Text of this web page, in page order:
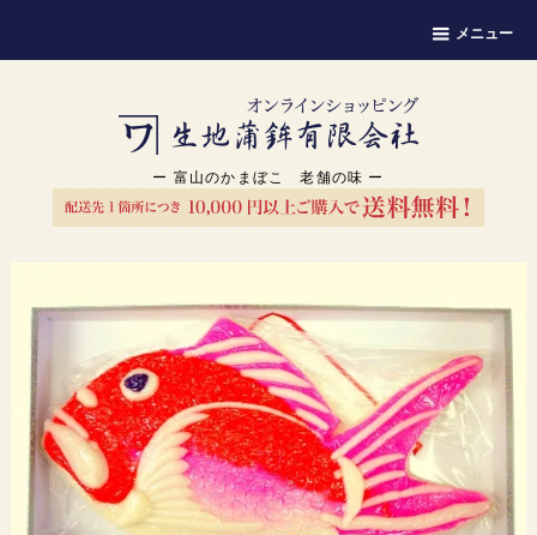
メニュー
ー 富山のかまぼこ 老舗の味 ー